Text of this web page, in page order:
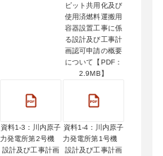
ピット共用化及び
使用済燃料運搬用
容器設置工事に係
る設計及び工事計
画認可申請の概要
について【PDF：
2.9MB】
資料1-3：川内原子
力発電所第2号機
設計及び工事計画
資料1-4：川内原子
力発電所第1号機
設計及び工事計画